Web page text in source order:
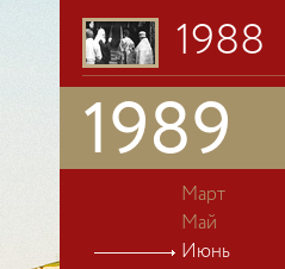
1988
1989
Март
Май
Июнь